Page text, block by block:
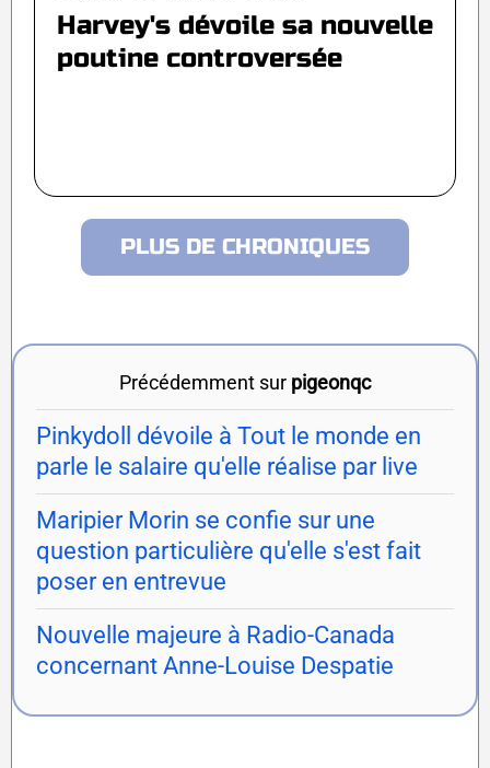
Harvey's dévoile sa nouvelle
poutine controversée
PLUS DE CHRONIQUES
Précédemment sur pigeonqc
Pinkydoll dévoile à Tout le monde en
parle le salaire qu'elle réalise par live
Maripier Morin se confie sur une
question particulière qu'elle s'est fait
poser en entrevue
Nouvelle majeure à Radio-Canada
concernant Anne-Louise Despatie